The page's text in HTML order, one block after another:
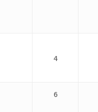
4
6